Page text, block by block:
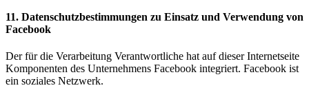
11. Datenschutzbestimmungen zu Einsatz und Verwendung von
Facebook
Der für die Verarbeitung Verantwortliche hat auf dieser Internetseite
Komponenten des Unternehmens Facebook integriert. Facebook ist
ein soziales Netzwerk.